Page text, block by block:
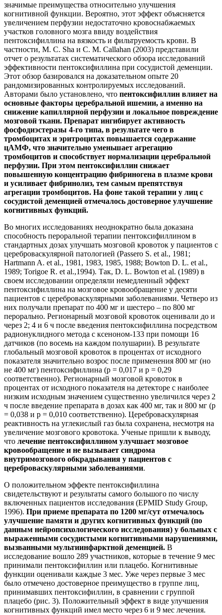
значимые преимущества относительно улучшения
когнитивной функции. Вероятно, этот эффект объясняется
увеличением перфузии недостаточно кровоснабжаемых
участков головного мозга ввиду воздействия
пентоксифиллина на вязкость и фильтруемость крови. В
частности, M. C. Sha и C. M. Callahan (2003) представили
отчет о результатах систематического обзора исследований
эффективности пентоксифиллина при сосудистой деменции.
Этот обзор базировался на доказательном опыте 20
рандомизированных контролируемых исследований.
Авторами было установлено, что пентоксифиллин влияет на
основные факторы церебральной ишемии, а именно на
снижение капиллярной перфузии и локальное повреждение
мозговой ткани. Препарат ингибирует активность
фосфодиэстеразы 4-го типа, в результате чего в
тромбоцитах и эритроцитах повышается содержание
цАМФ, что значительно уменьшает агрегацию
тромбоцитов и способствует нормализации церебральной
перфузии. При этом пентоксифиллин снижает
повышенную концентрацию фибриногена в плазме крови
и усиливает фибринолиз, тем самым препятствуя
агрегации тромбоцитов. На фоне такой терапии у лиц с
сосудистой деменцией отмечалось достоверное улучшение
когнитивных функций.
Во многих исследованиях неоднократно была доказана
способность пероральной терапии пентоксифиллином в
стандартных дозах улучшать мозговой кровоток у пациентов с
цереброваскулярной патологией (Passero S. et al., 1981;
Hartmann A. et al., 1981, 1983, 1985, 1988; Bowton D. L. et al.,
1989; Torigoe R. et al.,1994). Так, D. L. Bowton et al. (1989) в
своем исследовании определяли немедленный эффект
пентоксифиллина на мозговое кровообращение у десяти
пациентов с цереброваскулярными заболеваниями. Четверо из
них получали препарат по 400 мг и шестеро – по 800 мг
перорально. Регионарный мозговой кровоток оценивали до и
через 2; 4 и 6 ч после введения пентоксифиллина посредством
радионуклидного метода с ксеноном-133 при помощи 16
датчиков (по восемь на каждом полушарии). В результате
глобальный мозговой кровоток в процентах от исходного
показателя значительно возрос после применения 800 мг (но
не 400 мг) пентоксифиллина (р = 0,017 и р = 0,29
соответственно). Регионарный мозговой кровоток в
процентах от исходного показателя на детекторе с наиболее
низким исходным значением существенно увеличился через 2
ч после введение препарата в дозах как 400 мг, так и 800 мг (р
= 0,038 и р = 0,010 соответственно). Цереброваскулярная
реактивность на углекислый газ была сохранена, несмотря на
увеличение мозгового кровотока. Ученые пришли к выводу,
что лечение пентоксифиллином улучшает мозговое
кровообращение и не вызывает синдрома
внутримозгового обкрадывания у пациентов с
цереброваскулярными заболеваниями.
О положительном эффекте пентоксифиллина
свидетельствуют и результаты самого большого по числу
включенных пациентов исследования (EPMID Study Group,
1996). При приеме препарата по 1200 мг/сут отмечалось
улучшение памяти и других когнитивных функций (по
данным нейропсихологического исследования) у больных с
выраженными сосудистыми когнитивными нарушениями,
вызванными мультиинфарктной деменцией. В
исследование вошло 289 участников, которые в течение 9 мес
принимали пентоксифиллин или плацебо. Когнитивные
функции оценивали каждые 3 мес. Уже через первые 3 мес
было отмечено достоверное преимущество в группе лиц,
принимавших пентоксифиллин, в сравнении с группой
плацебо (рис. 3). Положительный эффект в виде улучшения
когнитивных функций имел место через 6 и 9 мес лечения.